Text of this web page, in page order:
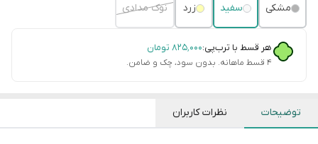
مشکی سفید زرد نوک مدادی
هر قسط با ترب‌پی:۸۲۵٬۰۰۰ تومان
۴ قسط ماهانه. بدون سود، چک و ضامن.
توضیحات نظرات کاربران